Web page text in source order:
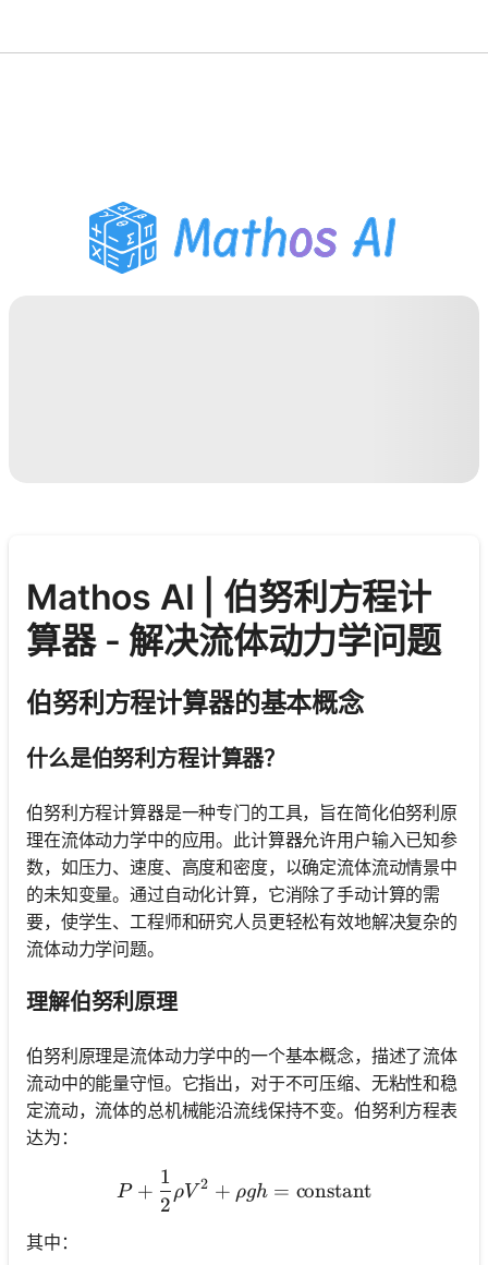
PDF 作业助手
学习工具
Mathos AI | 伯努利方程计
算器 - 解决流体动力学问题
伯努利方程计算器的基本概念
什么是伯努利方程计算器？
伯努利方程计算器是一种专门的工具，旨在简化伯努利原
理在流体动力学中的应用。此计算器允许用户输入已知参
数，如压力、速度、高度和密度，以确定流体流动情景中
的未知变量。通过自动化计算，它消除了手动计算的需
要，使学生、工程师和研究人员更轻松有效地解决复杂的
流体动力学问题。
理解伯努利原理
伯努利原理是流体动力学中的一个基本概念，描述了流体
流动中的能量守恒。它指出，对于不可压缩、无粘性和稳
定流动，流体的总机械能沿流线保持不变。伯努利方程表
达为：
P + \frac{1}{2} \rho
P +
2
1
ρV 2 + ρgh = constant
其中：